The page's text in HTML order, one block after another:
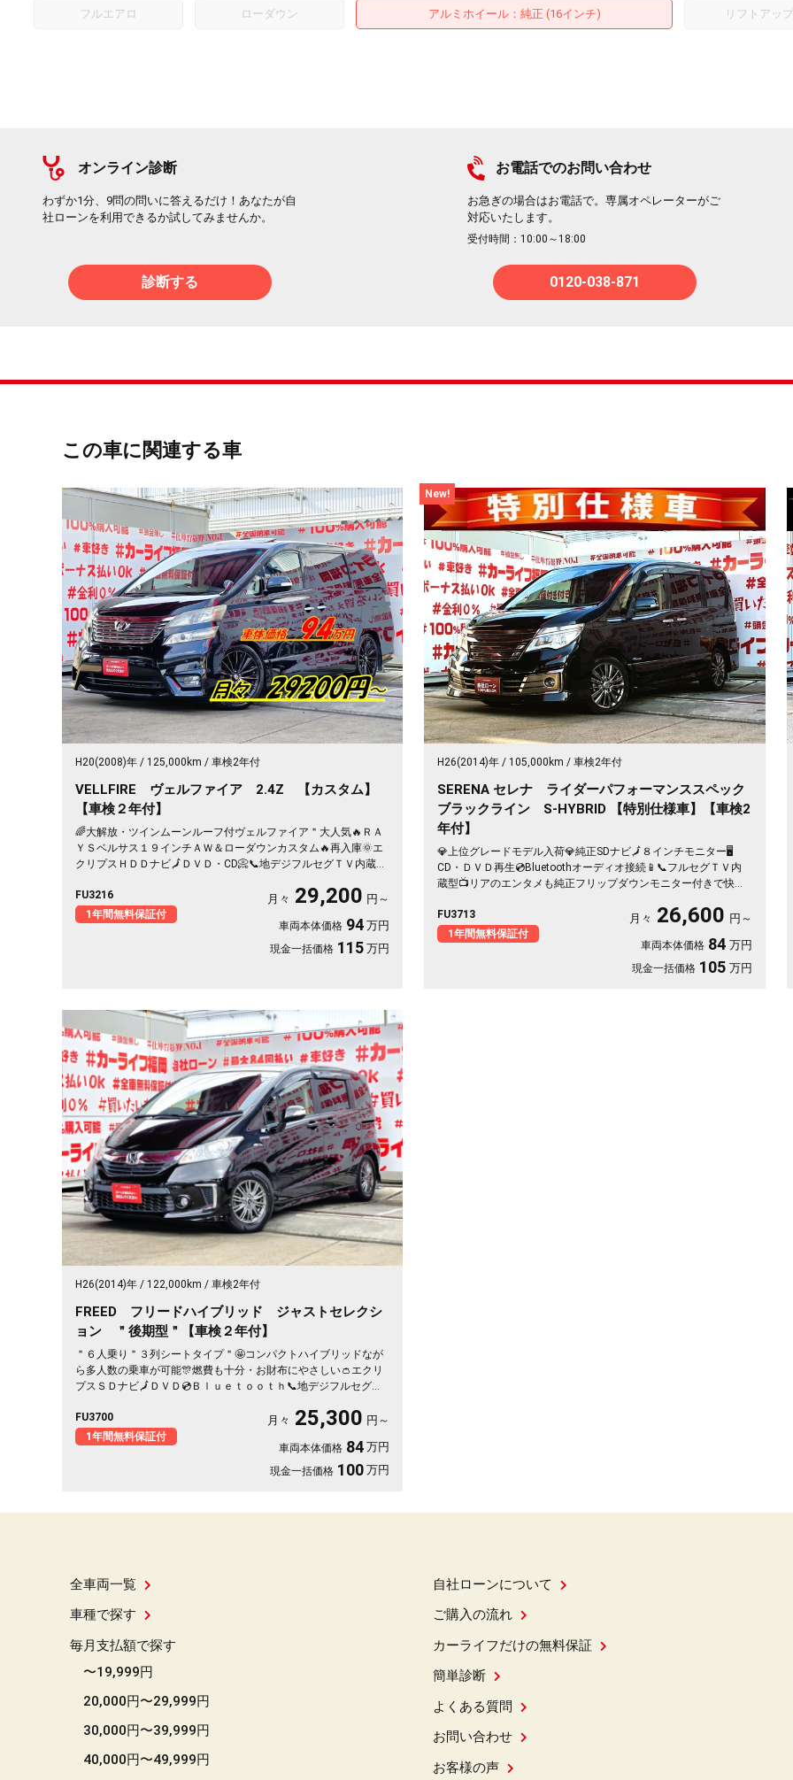
フルエアロ ローダウン アルミホイール：純正 (16インチ) リフトアップ
オンライン診断
わずか1分、9問の問いに答えるだけ！あなたが自
社ローンを利用できるか試してみませんか。
診断する
お電話でのお問い合わせ
お急ぎの場合はお電話で。専属オペレーターがご
対応いたします。
受付時間：10:00～18:00
0120-038-871
この車に関連する車
H20(2008)年 125,000km 車検2年付
VELLFIRE ヴェルファイア 2.4Z 【カスタム】
【車検２年付】
🌈大解放・ツインムーンルーフ付ヴェルファイア＂大人気🔥ＲＡ
ＹＳベルサス１９インチＡＷ＆ローダウンカスタム🔥再入庫🌞エ
クリプスＨＤＤナビ🗾ＤＶＤ・CD📀📞地デジフルセグＴＶ内蔵型
乗りオットマン付きキャプテンシート💺・アルパインフリップダ
ウンモニター搭載📺⚡多数装備付きの人気ミニバン・月々２万円
FU3216
1年間無料保証付
月々 29,200 円～
車両本体価格 94 万円
現金一括価格 115 万円
New!
H26(2014)年 105,000km 車検2年付
SERENA セレナ ライダーパフォーマンススペック
ブラックライン S-HYBRID 【特別仕様車】【車検2
年付】
💎上位グレードモデル入荷💎純正SDナビ🗾８インチモニター🖥️
CD・ＤＶＤ再生💿Bluetoothオーディオ接続📱📞フルセグＴＶ内
蔵型📺リアのエンタメも純正フリップダウンモニター付きで快適
ーシートでアレンジ性も多彩💺クルーズコントロール装備🌈納車
時新品タイヤ装着🛞🚗
FU3713
1年間無料保証付
月々 26,600 円～
車両本体価格 84 万円
現金一括価格 105 万円
H26(2014)年 122,000km 車検2年付
FREED フリードハイブリッド ジャストセレクシ
ョン ＂後期型＂【車検２年付】
＂６人乗り＂３列シートタイプ＂🤩コンパクトハイブリッドなが
ら多人数の乗車が可能🎊燃費も十分・お財布にやさしい👛エクリ
プスＳＤナビ🗾ＤＶＤ💿Ｂｌｕｅｔｏｏｔｈ📞地デジフルセグＴ
降り楽々✨スマートキータイプで鍵の開け閉めもワンタッチ👆ク
ルーズコントロール機能付・高速道路も運転楽々👏ＨＩＤヘッド
ライト＆ＬＥＤフォグランプ付で夜間視野確保🔦
FU3700
1年間無料保証付
月々 25,300 円～
車両本体価格 84 万円
現金一括価格 100 万円
全車両一覧
車種で探す
毎月支払額で探す
〜19,999円
20,000円〜29,999円
30,000円〜39,999円
40,000円〜49,999円
自社ローンについて
ご購入の流れ
カーライフだけの無料保証
簡単診断
よくある質問
お問い合わせ
お客様の声